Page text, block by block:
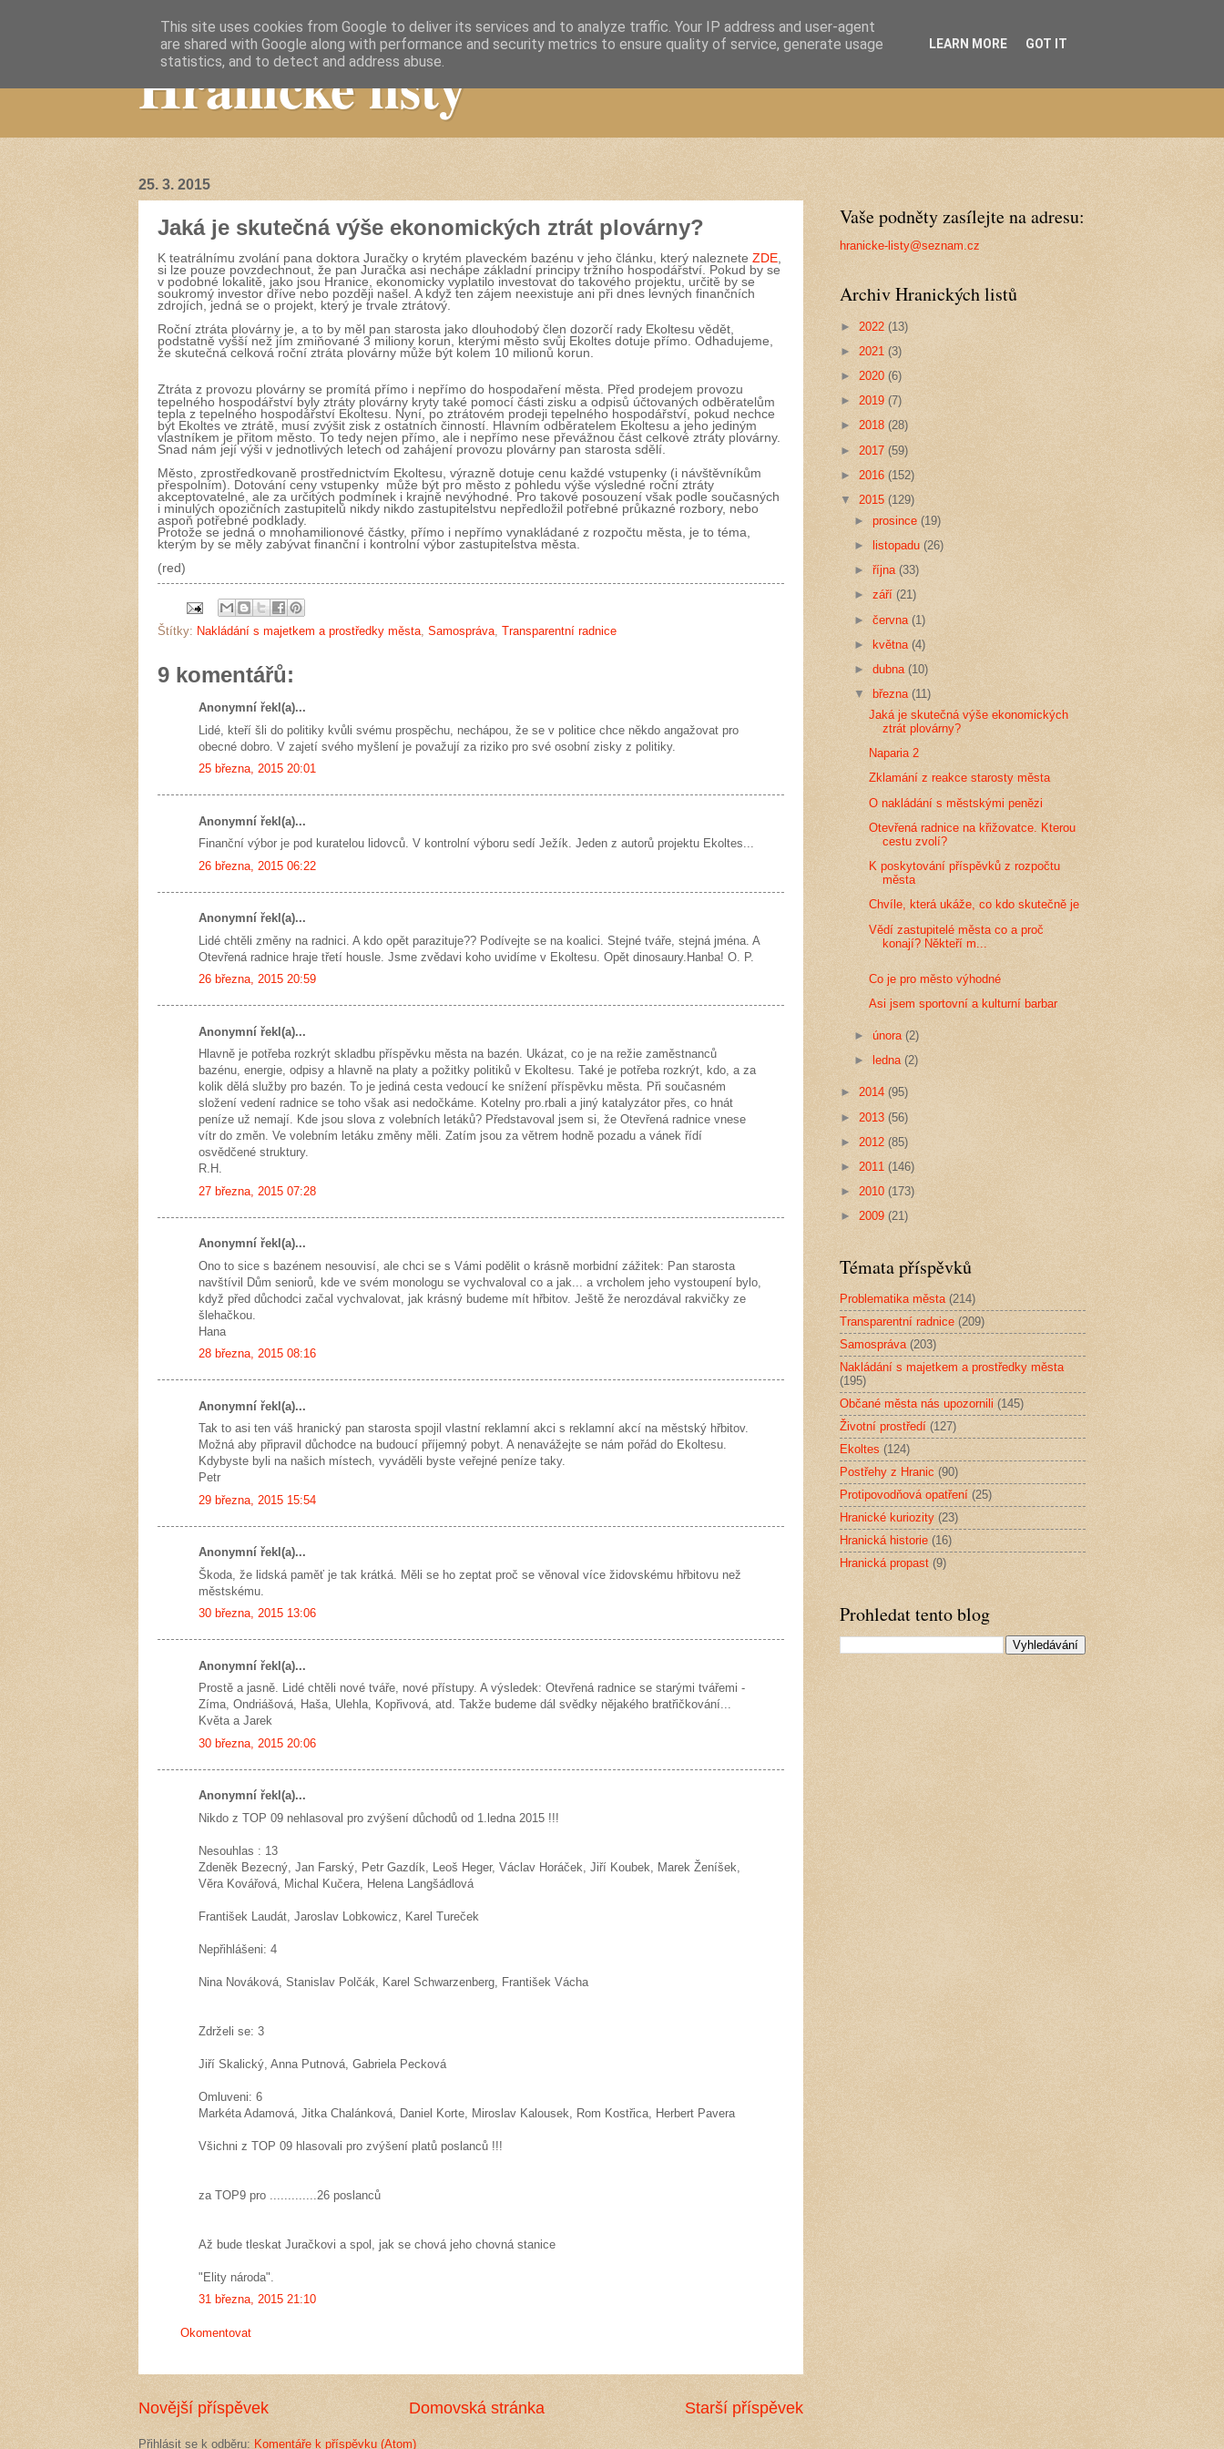
Hranické listy
25. 3. 2015
Jaká je skutečná výše ekonomických ztrát plovárny?
K teatrálnímu zvolání pana doktora Juračky o krytém plaveckém bazénu v jeho článku, který naleznete ZDE
si lze pouze povzdechnout, že pan Juračka asi nechápe základní principy tržního hospodářství. Pokud by se
v podobné lokalitě, jako jsou Hranice, ekonomicky vyplatilo investovat do takového projektu, určitě by se
soukromý investor dříve nebo později našel. A když ten zájem neexistuje ani při dnes levných finančních
zdrojích, jedná se o projekt, který je trvale ztrátový.
Roční ztráta plovárny je, a to by měl pan starosta jako dlouhodobý člen dozorčí rady Ekoltesu vědět,
podstatně vyšší než jím zmiňované 3 miliony korun, kterými město svůj Ekoltes dotuje přímo. Odhadujeme,
že skutečná celková roční ztráta plovárny může být kolem 10 milionů korun.
Ztráta z provozu plovárny se promítá přímo i nepřímo do hospodaření města.
Před prodejem provozu
tepelného hospodářství byly ztráty plovárny kryty také pomocí části zisku a odpisů účtovaných odběratelům
tepla z tepelného hospodářství Ekoltesu.
Nyní, po ztrátovém prodeji tepelného hospodářství, pokud nechce
být Ekoltes ve ztrátě, musí zvýšit zisk z ostatních činností. Hlavním odběratelem Ekoltesu a jeho jediným
vlastníkem je přitom město. To tedy nejen přímo, ale i nepřímo nese převážnou část celkové ztráty plovárny.
Snad nám její výši v jednotlivých letech od zahájení provozu plovárny pan starosta sdělí.
Město, zprostředkovaně prostřednictvím Ekoltesu, výrazně dotuje cenu každé vstupenky (i návštěvníkům
přespolním). Dotování ceny vstupenky může být pro město z pohledu výše výsledné roční ztráty
akceptovatelné, ale za určitých podmínek i krajně nevýhodné. Pro takové posouzení však podle současných
i minulých opozičních zastupitelů nikdy nikdo zastupitelstvu nepředložil potřebné průkazné rozbory, nebo
aspoň potřebné podklady.
Protože se jedná o mnohamilionové částky, přímo i nepřímo vynakládané z rozpočtu města, je to téma,
kterým by se měly zabývat finanční i kontrolní výbor zastupitelstva města.
(red)
Štítky: Nakládání s majetkem a prostředky města, Samospráva, Transparentní radnice
9 komentářů:
Anonymní řekl(a)...
Lidé, kteří šli do politiky kvůli svému prospěchu, nechápou, že se v politice chce někdo angažovat pro
obecné dobro. V zajetí svého myšlení je považují za riziko pro své osobní zisky z politiky.
25 března, 2015 20:01
Anonymní řekl(a)...
Finanční výbor je pod kuratelou lidovců. V kontrolní výboru sedí Ježík. Jeden z autorů projektu Ekoltes...
26 března, 2015 06:22
Anonymní řekl(a)...
Lidé chtěli změny na radnici. A kdo opět parazituje?? Podívejte se na koalici. Stejné tváře, stejná jména. A
Otevřená radnice hraje třetí housle. Jsme zvědavi koho uvidíme v Ekoltesu. Opět dinosaury.Hanba! O. P.
26 března, 2015 20:59
Anonymní řekl(a)...
Hlavně je potřeba rozkrýt skladbu příspěvku města na bazén. Ukázat, co je na režie zaměstnanců
bazénu, energie, odpisy a hlavně na platy a požitky politiků v Ekoltesu. Také je potřeba rozkrýt, kdo, a za
kolik dělá služby pro bazén. To je jediná cesta vedoucí ke snížení příspěvku města. Při současném
složení vedení radnice se toho však asi nedočkáme. Kotelny pro.rbali a jiný katalyzátor přes, co hnát
peníze už nemají. Kde jsou slova z volebních letáků? Představoval jsem si, že Otevřená radnice vnese
vítr do změn. Ve volebním letáku změny měli. Zatím jsou za větrem hodně pozadu a vánek řídí
osvědčené struktury.
R.H.
27 března, 2015 07:28
Anonymní řekl(a)...
Ono to sice s bazénem nesouvisí, ale chci se s Vámi podělit o krásně morbidní zážitek: Pan starosta
navštívil Dům seniorů, kde ve svém monologu se vychvaloval co a jak... a vrcholem jeho vystoupení bylo,
když před důchodci začal vychvalovat, jak krásný budeme mít hřbitov. Ještě že nerozdával rakvičky ze
šlehačkou.
Hana
28 března, 2015 08:16
Anonymní řekl(a)...
Tak to asi ten váš hranický pan starosta spojil vlastní reklamní akci s reklamní akcí na městský hřbitov.
Možná aby připravil důchodce na budoucí příjemný pobyt. A nenavážejte se nám pořád do Ekoltesu.
Kdybyste byli na našich místech, vyváděli byste veřejné peníze taky.
Petr
29 března, 2015 15:54
Anonymní řekl(a)...
Škoda, že lidská paměť je tak krátká. Měli se ho zeptat proč se věnoval více židovskému hřbitovu než
městskému.
30 března, 2015 13:06
Anonymní řekl(a)...
Prostě a jasně. Lidé chtěli nové tváře, nové přístupy. A výsledek: Otevřená radnice se starými tvářemi -
Zíma, Ondriášová, Haša, Ulehla, Kopřivová, atd. Takže budeme dál svědky nějakého bratřičkování...
Květa a Jarek
30 března, 2015 20:06
Anonymní řekl(a)...
Nikdo z TOP 09 nehlasoval pro zvýšení důchodů od 1.ledna 2015 !!!
Nesouhlas : 13
Zdeněk Bezecný, Jan Farský, Petr Gazdík, Leoš Heger, Václav Horáček, Jiří Koubek, Marek Ženíšek,
Věra Kovářová, Michal Kučera, Helena Langšádlová
František Laudát, Jaroslav Lobkowicz, Karel Tureček
Nepřihlášeni: 4
Nina Nováková, Stanislav Polčák, Karel Schwarzenberg, František Vácha
Zdrželi se: 3
Jiří Skalický, Anna Putnová, Gabriela Pecková
Omluveni: 6
Markéta Adamová, Jitka Chalánková, Daniel Korte, Miroslav Kalousek, Rom Kostřica, Herbert Pavera
Všichni z TOP 09 hlasovali pro zvýšení platů poslanců !!!
za TOP9 pro .............26 poslanců
Až bude tleskat Juračkovi a spol, jak se chová jeho chovná stanice
"Elity národa".
31 března, 2015 21:10
Okomentovat
Novější příspěvek Starší příspěvek
Domovská stránka
Přihlásit se k odběru: Komentáře k příspěvku (Atom)
Vaše podněty zasílejte na adresu:
hranicke-listy@seznam.cz
Archiv Hranických listů
► 2022 (13)
► 2021 (3)
► 2020 (6)
► 2019 (7)
► 2018 (28)
► 2017 (59)
► 2016 (152)
▼ 2015 (129)
►prosince (19)
►
listopadu (26)
►října(33)
►září (21)
►června(1)
►
května(4)
►dubna (10)
▼
března (11)
Jaká je skutečná výše ekonomických
ztrát plovárny?
Naparia 2
Zklamání z reakce starosty města
O nakládání s městskými penězi
Otevřená radnice na křižovatce. Kterou
cestu zvolí?
K poskytování příspěvků z rozpočtu
města
Chvíle, která ukáže, co kdo skutečně je
Vědí zastupitelé města co a proč
konají? Někteří m...
Co je pro město výhodné
Asi jsem sportovní a kulturní barbar
►února(2)
►
ledna(2)
► 2014 (95)
► 2013 (56)
► 2012 (85)
► 2011 (146)
► 2010 (173)
► 2009 (21)
Témata příspěvků
Problematika města (214)
Transparentní radnice (209)
Samospráva (203)
Nakládání s majetkem a prostředky města
(195)
Občané města nás upozornili (145)
Životní prostředí (127)
Ekoltes (124)
Postřehy z Hranic (90)
Protipovodňová opatření (25)
Hranické kuriozity (23)
Hranická historie (16)
Hranická propast (9)
Prohledat tento blog
This site uses cookies from Google to deliver its services and to analyze traffic. Your IP address and user-agent
are shared with Google along with performance and security metrics to ensure quality of service, generate usage
statistics, and to detect and address abuse.
LEARN MORE GOT IT